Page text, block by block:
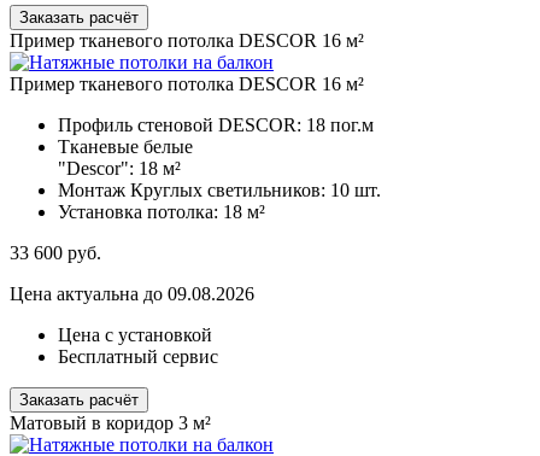
Заказать расчёт
Пример тканевого потолка DESCOR 16 м²
Пример тканевого потолка DESCOR 16 м²
Профиль стеновой DESCOR: 18 пог.м
Тканевые белые
"Descor": 18 м²
Монтаж Круглых светильников: 10 шт.
Установка потолка: 18 м²
33 600 руб.
Цена актуальна до 09.08.2026
Цена с установкой
Бесплатный сервис
Заказать расчёт
Матовый в коридор 3 м²